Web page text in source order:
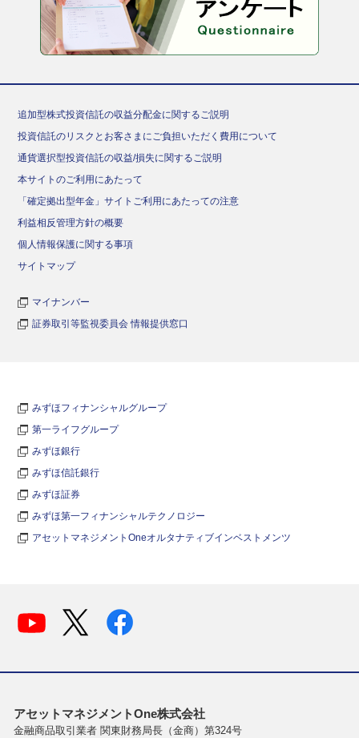
追加型株式投資信託の収益分配金に関するご説明
投資信託のリスクとお客さまにご負担いただく費用について
通貨選択型投資信託の収益/損失に関するご説明
本サイトのご利用にあたって
「確定拠出型年金」サイトご利用にあたっての注意
利益相反管理方針の概要
個人情報保護に関する事項
サイトマップ
マイナンバー
証券取引等監視委員会 情報提供窓口
みずほフィナンシャルグループ
第一ライフグループ
みずほ銀行
みずほ信託銀行
みずほ証券
みずほ第一フィナンシャルテクノロジー
アセットマネジメントOneオルタナティブインベストメンツ
アセットマネジメントOne株式会社
金融商品取引業者 関東財務局長（金商）第324号